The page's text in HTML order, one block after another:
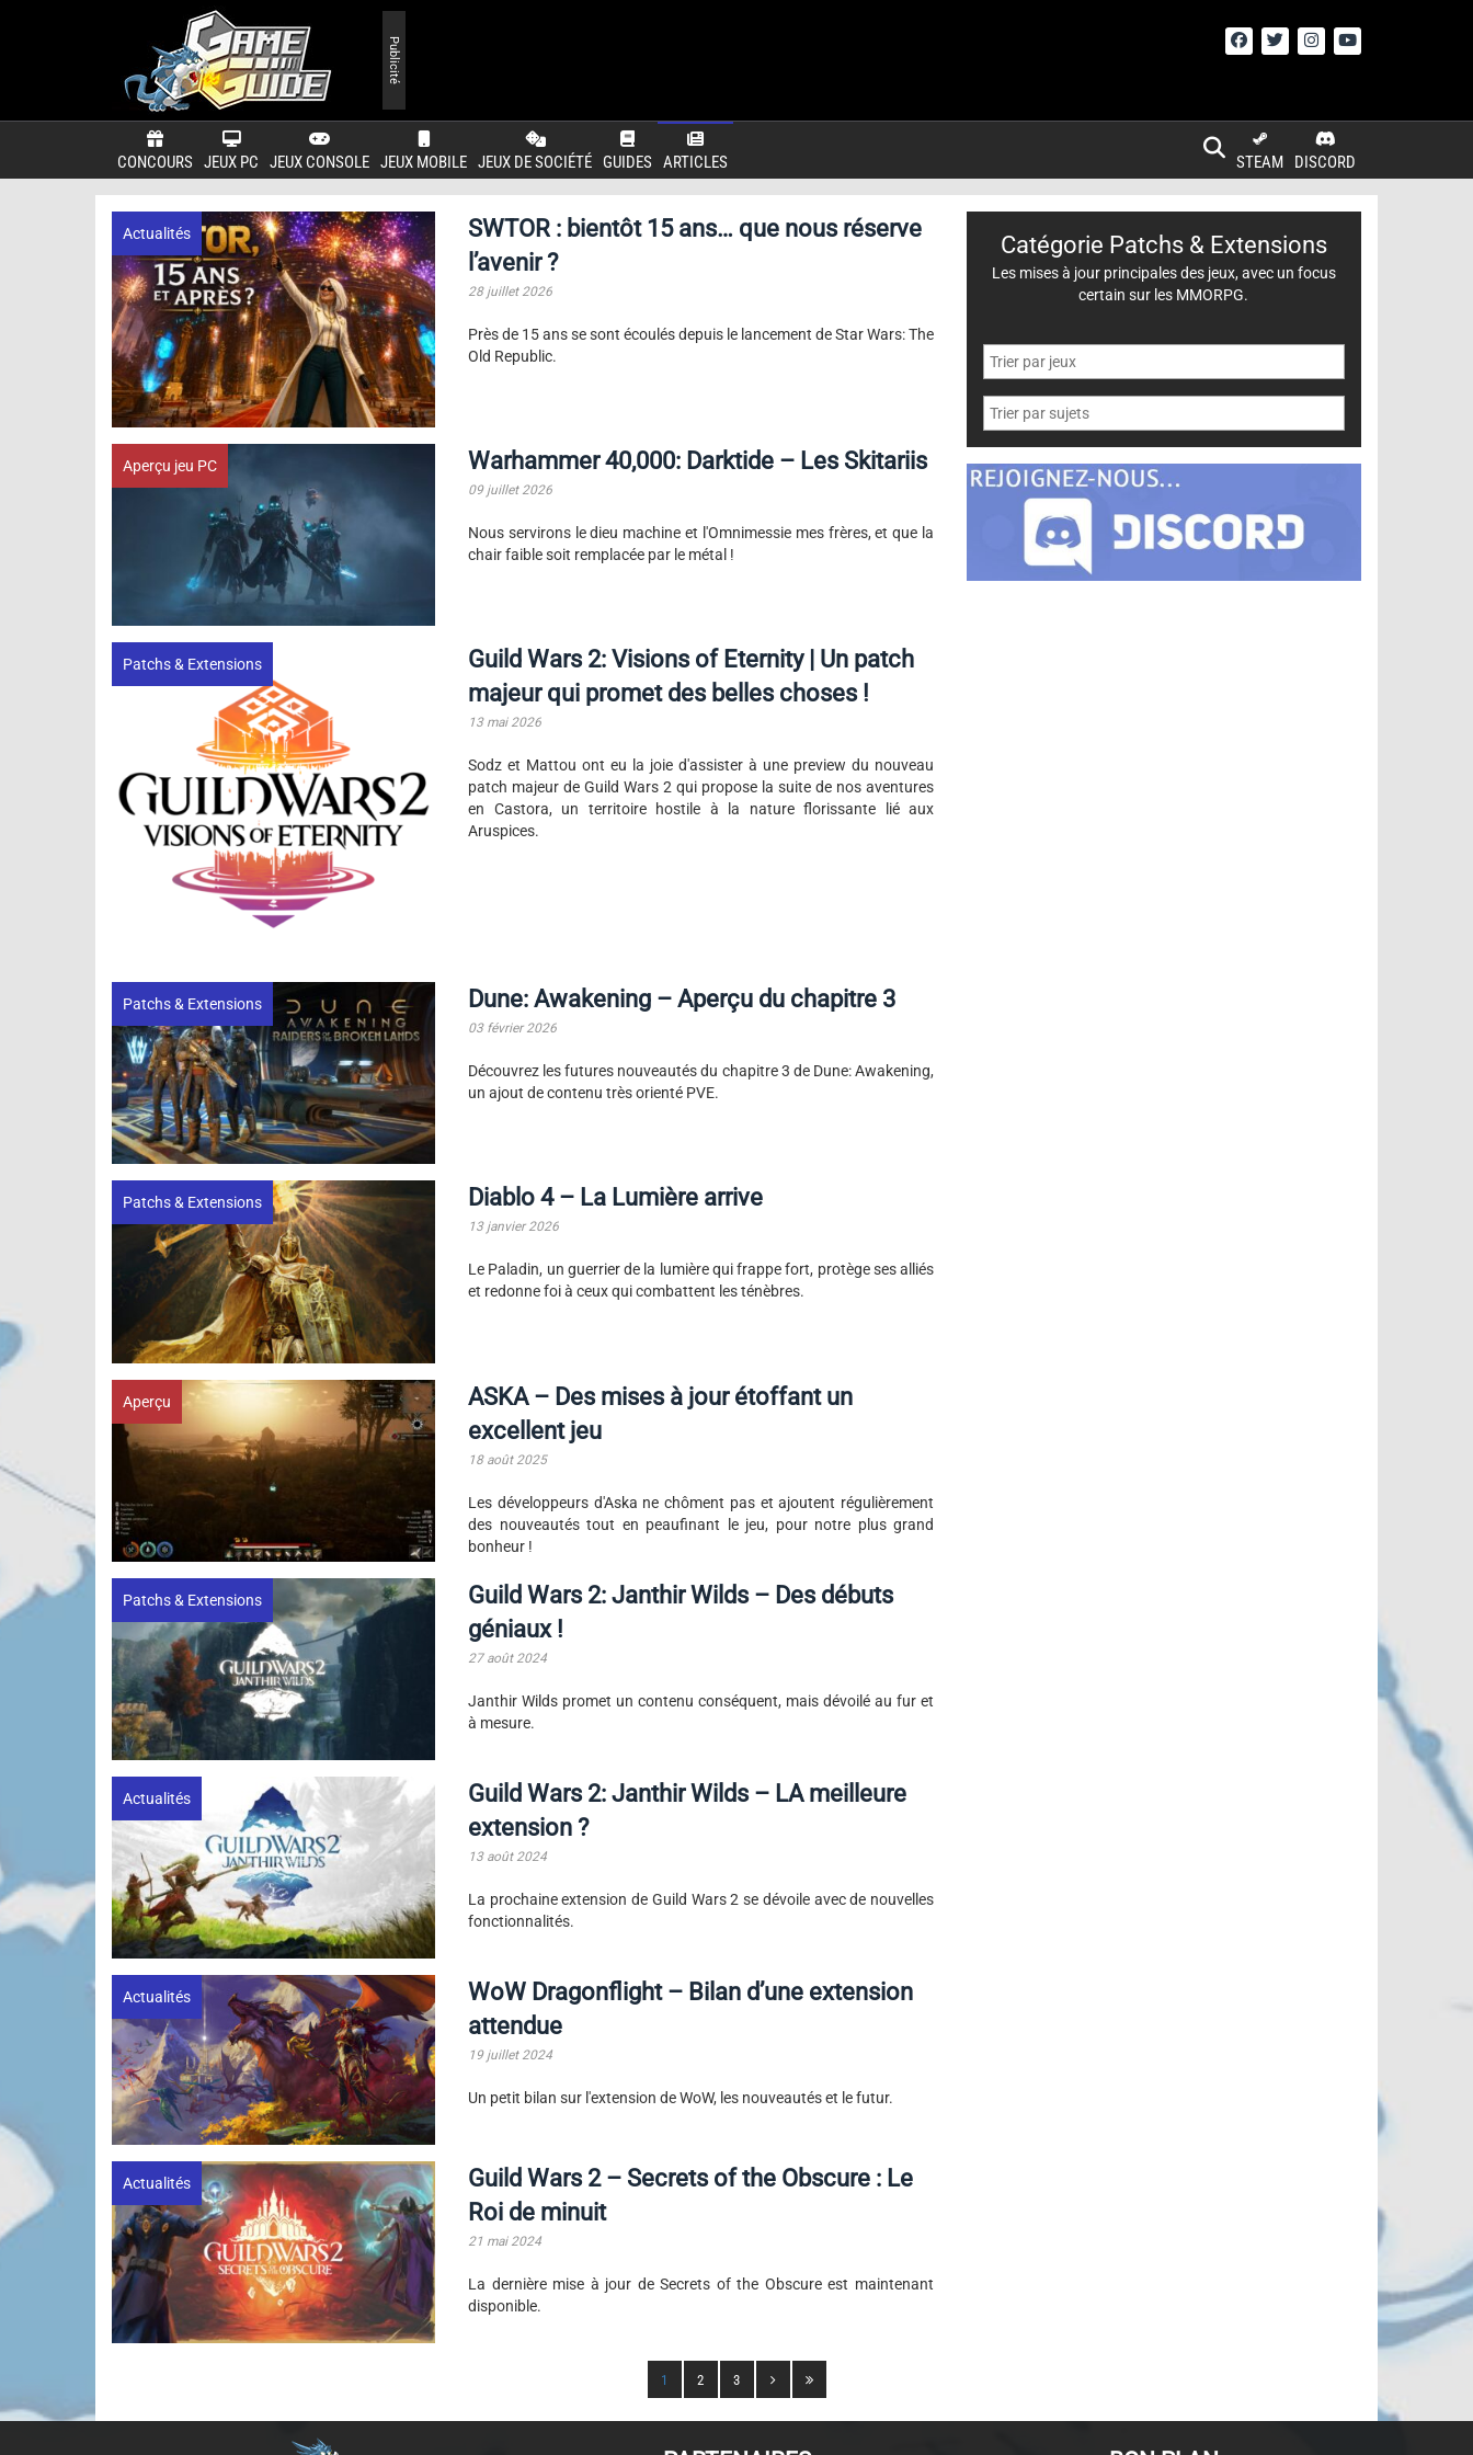
CONCOURS JEUX PC JEUX CONSOLE JEUX MOBILE JEUX DE SOCIÉTÉ GUIDES ARTICLES DISCORD
STEAM
Publicité
Actualités
SWTOR : bientôt 15 ans… que nous réserve
l’avenir ?
28 juillet 2026
Près de 15 ans se sont écoulés depuis le lancement de Star Wars: The
Old Republic.
Aperçu jeu PC Warhammer 40,000: Darktide – Les Skitariis
09 juillet 2026
Nous servirons le dieu machine et l'Omnimessie mes frères, et que la
chair faible soit remplacée par le métal !
Patchs & Extensions
Guild Wars 2: Visions of Eternity | Un patch
majeur qui promet des belles choses !
13 mai 2026
Sodz et Mattou ont eu la joie d'assister à une preview du nouveau
patch majeur de Guild Wars 2 qui propose la suite de nos aventures
en Castora, un territoire hostile à la nature florissante lié aux
Aruspices.
Patchs & Extensions Dune: Awakening – Aperçu du chapitre 3
03 février 2026
Découvrez les futures nouveautés du chapitre 3 de Dune: Awakening,
un ajout de contenu très orienté PVE.
Patchs & Extensions Diablo 4 – La Lumière arrive
13 janvier 2026
Le Paladin, un guerrier de la lumière qui frappe fort, protège ses alliés
et redonne foi à ceux qui combattent les ténèbres.
Aperçu
ASKA – Des mises à jour étoffant un
excellent jeu
18 août 2025
Les développeurs d'Aska ne chôment pas et ajoutent régulièrement
des nouveautés tout en peaufinant le jeu, pour notre plus grand
bonheur !
Patchs & Extensions
Guild Wars 2: Janthir Wilds – Des débuts
géniaux !
27 août 2024
Janthir Wilds promet un contenu conséquent, mais dévoilé au fur et
à mesure.
Actualités
Guild Wars 2: Janthir Wilds – LA meilleure
extension ?
13 août 2024
La prochaine extension de Guild Wars 2 se dévoile avec de nouvelles
fonctionnalités.
Actualités
WoW Dragonflight – Bilan d’une extension
attendue
19 juillet 2024
Un petit bilan sur l'extension de WoW, les nouveautés et le futur.
Actualités
Guild Wars 2 – Secrets of the Obscure : Le
Roi de minuit
21 mai 2024
La dernière mise à jour de Secrets of the Obscure est maintenant
disponible.
Catégorie Patchs & Extensions
Les mises à jour principales des jeux, avec un focus
certain sur les MMORPG.
1 2 3